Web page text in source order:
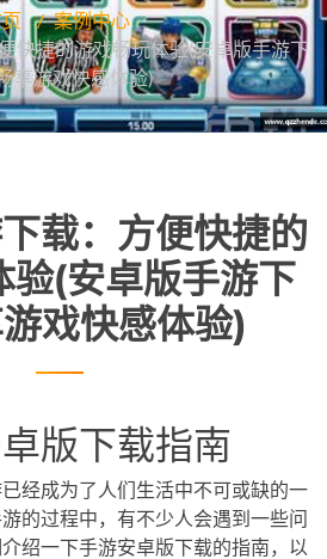
案例中心
快捷的游戏畅玩体验(安卓版手游下
享游戏快感体验)
载：方便快捷的
验(安卓版手游下
戏快感体验)
版下载指南
经成为了人们生活中不可或缺的一
的过程中，有不少人会遇到一些问
绍一下手游安卓版下载的指南，以